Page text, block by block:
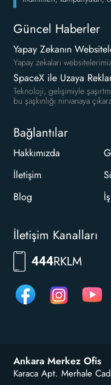
Güncel Haberler
Yapay Zekanın
Yapay zekaları
SpaceX ile Uzaya
Teknoloji, gelişimiyle
bu şaşkınlığı nirvanaya
Bağlantılar
Hakkımızda
İletişim
Blog
İletişim Kanalları
444RKLM
Ankara Merkez Ofis
Karaca Apt. Merhale